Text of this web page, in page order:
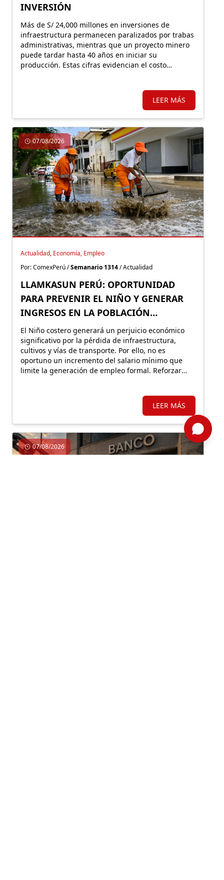
INVERSIÓN
Más de S/ 24,000 millones en inversiones de
infraestructura permanecen paralizados por trabas
administrativas, mientras que un proyecto minero
puede tardar hasta 40 años en iniciar su
producción. Estas cifras evidencian el costo
los principales motores de crecimiento.
LEER MÁS
07/08/2026
Actualidad, Economía, Empleo
Por: ComexPerú /Semanario 1314/ Actualidad
LLAMKASUN PERÚ: OPORTUNIDAD
PARA PREVENIR EL NIÑO Y GENERAR
INGRESOS EN LA POBLACIÓN
VULNERABLE
El Niño costero generará un perjuicio económico
significativo por la pérdida de infraestructura,
cultivos y vías de transporte. Por ello, no es
oportuno un incremento del salario mínimo que
limite la generación de empleo formal. Reforzar
en simultáneo, avanzar en obras de prevención.
LEER MÁS
07/08/2026